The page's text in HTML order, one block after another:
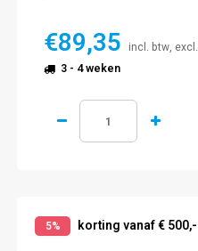
€89,35 incl. btw, excl.
3 - 4 weken
5% korting vanaf € 500,-